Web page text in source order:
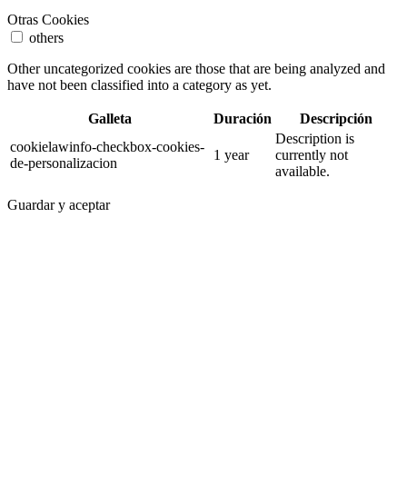
Otras Cookies
others
Other uncategorized cookies are those that are being analyzed and
have not been classified into a category as yet.
Galleta Duración
Descripción
cookielawinfo-checkbox-cookies-
de-personalizacion
1 year
Description is
currently not
available.
Guardar y aceptar